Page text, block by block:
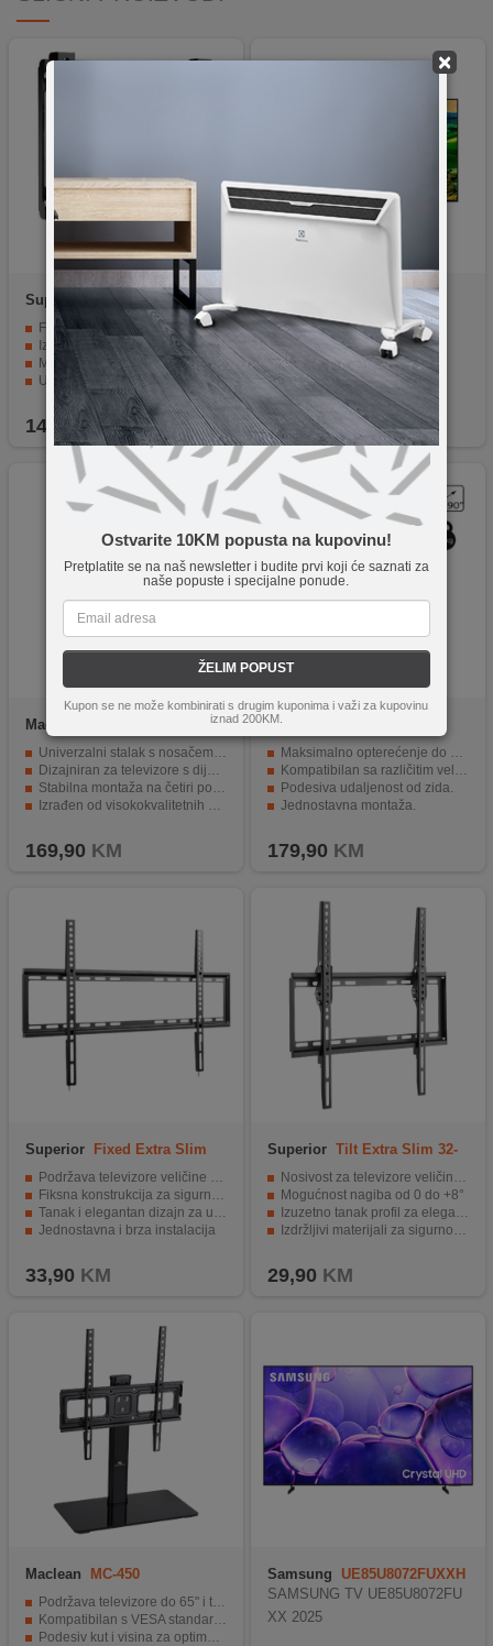
×
Ostvarite 10KM popusta na kupovinu!
Pretplatite se na naš newsletter i budite prvi koji će saznati za
naše popuste i specijalne ponude.
ŽELIM POPUST
Kupon se ne može kombinirati s drugim kuponima i važi za kupovinu
iznad 200KM.
Superior Fixed Extra Slim
13-42
Fiksna pozicija za sigurnost televizora.
Izuzetno tanka konstrukcija.
Mogućnost montaže na zid.
Ugrađen nivo mjerača.
Zaključavanje položaja televizora na nosaču.
14,90KM
LG UHD TV 65QNED823RE
2.229,90 KM
Maclean
Univerzalni stalak s nosačem za montažu TV-a težine do 40 kg
Dizajniran za televizore s dijagonalom ekrana od 32 do 70 inča
Stabilna montaža na četiri podesive noge
Izrađen od visokokvalitetnih materijala
169,90 KM
home
Maksimalno opterećenje do 75 kg.
Kompatibilan sa različitim veličinama TV prijemnika.
Podesiva udaljenost od zida.
Jednostavna montaža.
179,90 KM
Superior
Fixed Extra Slim
Podržava televizore veličine od 37" do 80"
Fiksna konstrukcija za sigurnu montažu
Tanak i elegantan dizajn za uštedu prostora
Jednostavna i brza instalacija
33,90 KM
Superior Tilt Extra Slim 32-
Nosivost za televizore veličine 32"-55"
Mogućnost nagiba od 0 do +8°
Izuzetno tanak profil za elegantan izgled
Izdržljivi materijali za sigurnost i stabilnost
29,90 KM
Maclean MC-450
Podržava televizore do 65" i težine do 40 kg
Kompatibilan s VESA standardima do 400 x 400 mm
Podesiv kut i visina za optimalan pregled
Samsung
UE85U8072FUXXH
SAMSUNG TV UE85U8072FU
XX 2025